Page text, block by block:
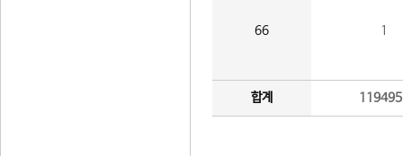
66 1
합계